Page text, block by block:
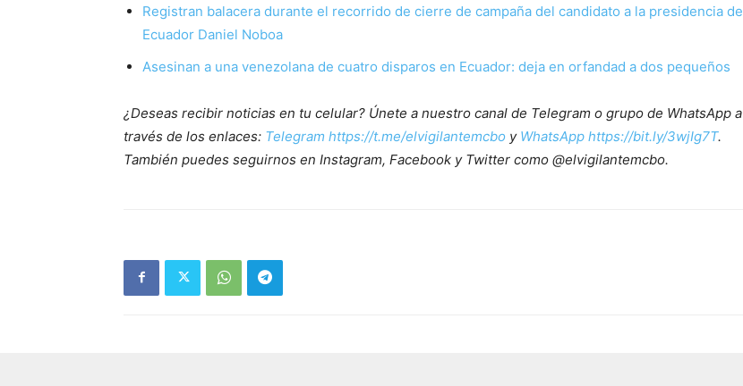
Registran balacera durante el recorrido de cierre de campaña del candidato a la presidencia de
Ecuador Daniel Noboa
Asesinan a una venezolana de cuatro disparos en Ecuador: deja en orfandad a dos pequeños
¿Deseas recibir noticias en tu celular? Únete a nuestro canal de Telegram o grupo de WhatsApp a
través de los enlaces: Telegram https://t.me/elvigilantemcbo y WhatsApp https://bit.ly/3wjIg7T.
También puedes seguirnos en Instagram, Facebook y Twitter como @elvigilantemcbo.